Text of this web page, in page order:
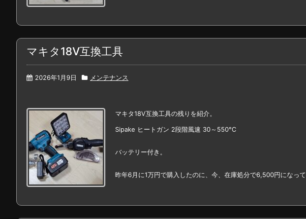
マキタ18V互換工具
2026年1月9日 メンテナンス
マキタ18V互換工具の残りを紹介。
Sipake ヒートガン 2段階風速 30～550°C
バッテリー付き。
昨年6月に1万円で購入したのに、今、在庫処分で6,500円になって